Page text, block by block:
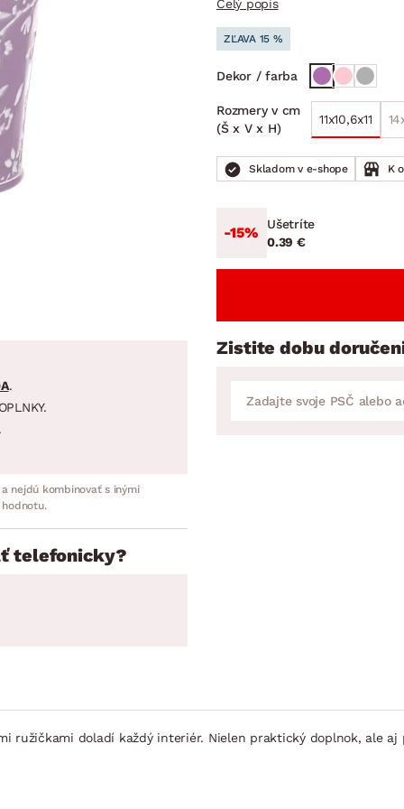
DOMÁCE SPOTREBIČECelý popis
ZĽAVA 15 %
Dekor / farba
Rozmery v cm
(Š x V x H)
11x10,6x11
Skladom v e-shope K
-15%
Ušetríte
0.39 €
Zistite dobu
.
nejdú kombinovať s inými
telefonicky?
ružičkami doladí každý interiér. Nielen praktický doplnok, ale aj